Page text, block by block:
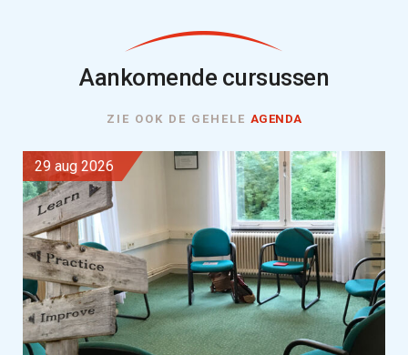
Aankomende cursussen
ZIE OOK DE GEHELE AGENDA
29 aug 2026